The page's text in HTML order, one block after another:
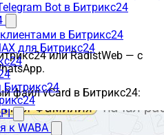
Bot в Битрикс24
в Битрикс24
для Битрикс24
Битрикс24
к WABA
или RadistWeb — с
файл vCard в Битрикс24: